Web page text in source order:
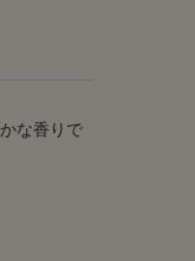
な香りで